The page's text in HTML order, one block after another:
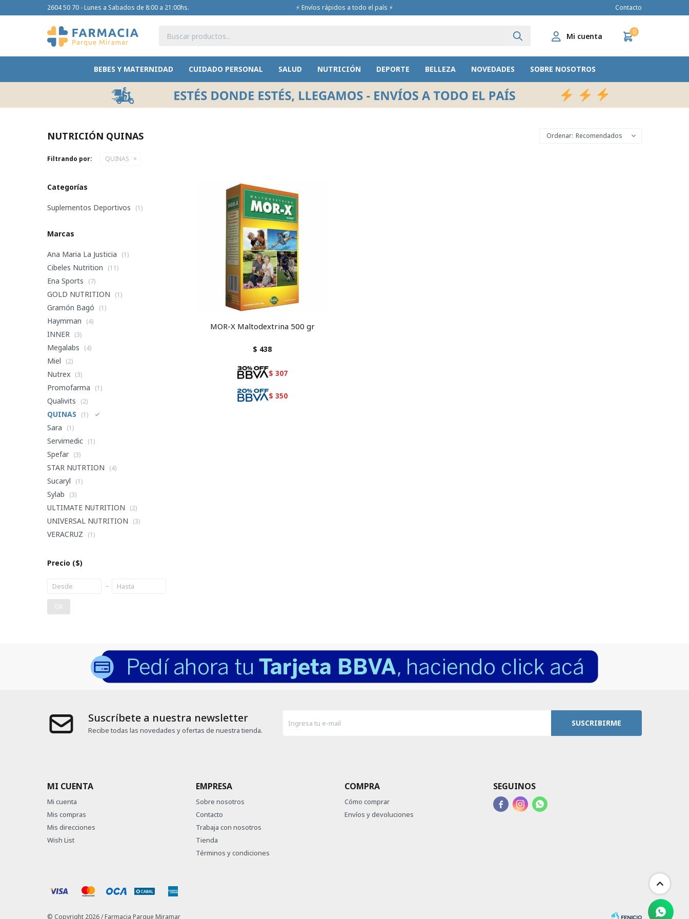
BEBES Y MATERNIDAD CUIDADO PERSONAL SALUD NUTRICIÓN DEPORTE BELLEZA NOVEDADES SOBRE NOSOTROS
0
2604 50 70 - Lunes a Sabados de 8:00 a 21:00hs. ⚡ Envíos rápidos a todo el país ⚡ Contacto
NUTRICIÓN QUINAS Recomendados
Filtrando por: QUINAS
MOR-X Maltodextrina 500 gr
$ 438
$ 307
$ 350
Categorías
Suplementos Deportivos (1)
Marcas
Ana Maria La Justicia (1)
Cibeles Nutrition (11)
Ena Sports (7)
GOLD NUTRITION (1)
Gramón Bagó (1)
Haymman (4)
INNER (3)
Megalabs (4)
Miel (2)
Nutrex (3)
Promofarma (1)
Qualivits (2)
QUINAS (1)
Sara (1)
Servimedic (1)
Spefar (3)
STAR NUTRTION (4)
Sucaryl (1)
Sylab (3)
ULTIMATE NUTRITION (2)
UNIVERSAL NUTRITION (3)
VERACRUZ (1)
Precio ($)
OK
Suscríbete a nuestra newsletter
Recibe todas las novedades y ofertas de nuestra tienda.
SUSCRIBIRME
MI CUENTA
Mi cuenta
Mis compras
Mis direcciones
Wish List
EMPRESA
Sobre nosotros
Contacto
Trabaja con nosotros
Tienda
Términos y condiciones
COMPRA
Cómo comprar
Envíos y devoluciones
SEGUINOS
  
© Copyright 2026 / Farmacia Parque Miramar